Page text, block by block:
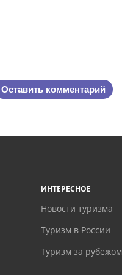
Оставить комментарий
ИНТЕРЕСНОЕ
Новости туризма
Туризм в России
Туризм за рубежом